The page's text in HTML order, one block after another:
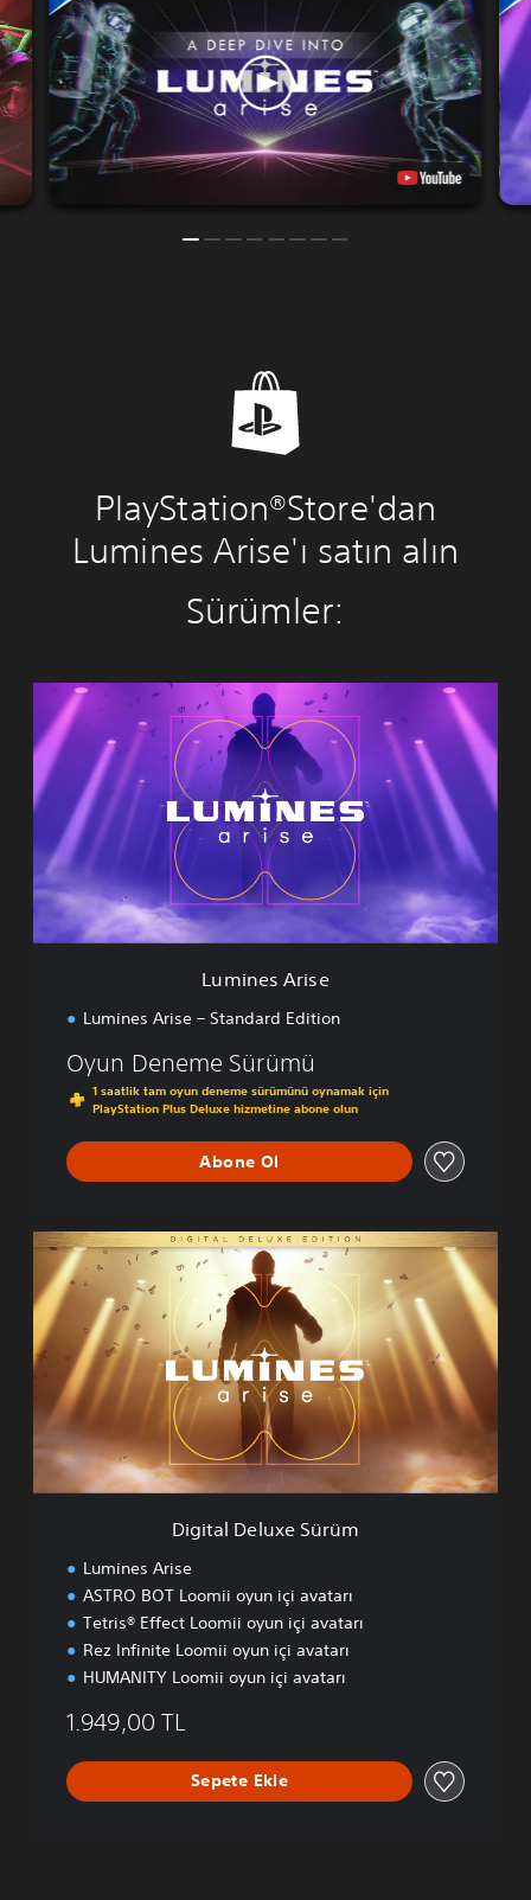
PlayStation®Store'dan
Lumines Arise'ı satın alın
Sürümler:
m
n
e
r
i
e
Lumines Arise
Lumines Arise – Standard Edition
Oyun Deneme Sürümü
1 saatlik tam oyun deneme sürümünü oynamak için
PlayStation Plus Deluxe hizmetine abone olun
Abone Ol
D
g
i
a
l
l
x
Digital Deluxe Sürüm
Lumines Arise
ASTRO BOT Loomii oyun içi avatarı
Tetris® Effect Loomii oyun içi avatarı
Rez Infinite Loomii oyun içi avatarı
HUMANITY Loomii oyun içi avatarı
1.949,00 TL
Sepete Ekle